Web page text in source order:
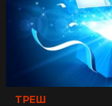
ТРЕШ